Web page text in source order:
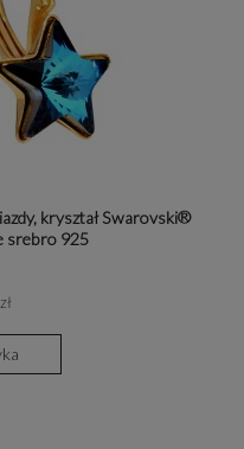
kryształ Swarovski®
srebro 925